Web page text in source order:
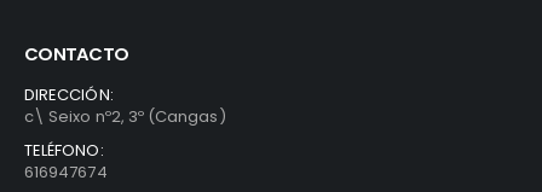
CONTACTO
DIRECCIÓN:
c\ Seixo nº2, 3º (Cangas)
TELÉFONO:
616947674